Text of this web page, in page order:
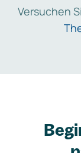
Versuchen